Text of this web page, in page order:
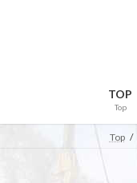
ス
ン
TOP
Top
Top